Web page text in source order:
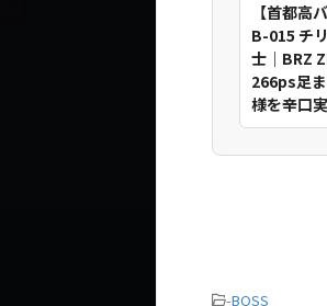
【首都高
B-015 チ
士｜BRZ
266ps足
様を辛口
-BOSS